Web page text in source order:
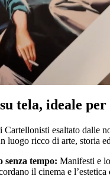
tela, ideale
esaltato dalle
luogo ricco di arte, storia
senza tempo: Manifesti e
il cinema e l’estetica